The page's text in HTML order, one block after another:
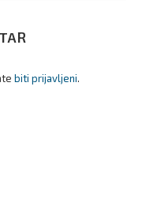
biti prijavljeni.